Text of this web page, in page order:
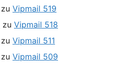
zu Vipmail 519
zu Vipmail 518
zu Vipmail 511
zu Vipmail 509